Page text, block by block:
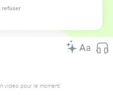
leur souche quand ils sont
vidéo pour le moment.
refuser